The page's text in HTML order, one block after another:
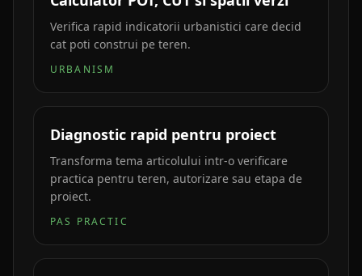
Verifica rapid indicatorii urbanistici care decid
cat poti construi pe teren.
URBANISM
Diagnostic rapid pentru proiect
Transforma tema articolului intr-o verificare
practica pentru teren, autorizare sau etapa de
proiect.
PAS PRACTIC